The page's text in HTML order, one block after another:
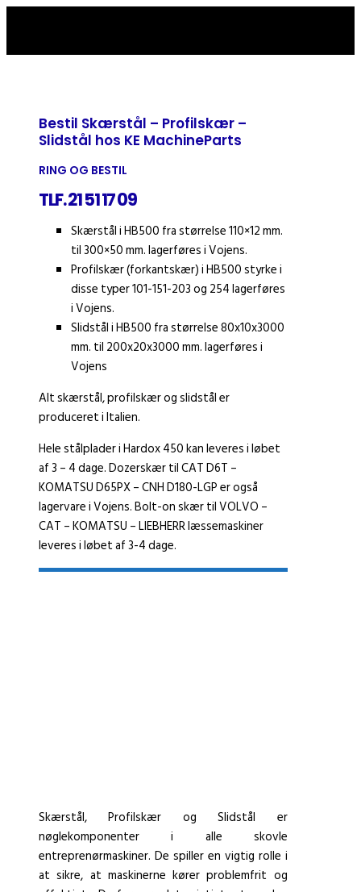
Bestil Skærstål – Profilskær –
Slidstål hos KE MachineParts
RING OG BESTIL
TLF. 21 51 17 09
Skærstål i HB500 fra størrelse 110×12 mm.
til 300×50 mm. lagerføres i Vojens.
Profilskær (forkantskær) i HB500 styrke i
disse typer 101-151-203 og 254 lagerføres
i Vojens.
Slidstål i HB500 fra størrelse 80x10x3000
mm. til 200x20x3000 mm. lagerføres i
Vojens
Alt skærstål, profilskær og slidstål er
produceret i Italien.
Hele stålplader i Hardox 450 kan leveres i løbet
af 3 – 4 dage. Dozerskær til CAT D6T –
KOMATSU D65PX – CNH D180-LGP er også
lagervare i Vojens. Bolt-on skær til VOLVO –
CAT – KOMATSU – LIEBHERR læssemaskiner
leveres i løbet af 3-4 dage.
Skærstål, Profilskær og Slidstål er
nøglekomponenter i alle skovle
entreprenørmaskiner. De spiller en vigtig rolle i
at sikre, at maskinerne kører problemfrit og